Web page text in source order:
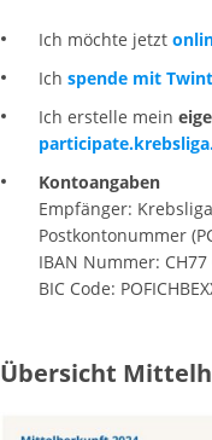
Ich möchte jetzt
Ich spende mit Twint
Ich erstelle mein
Kontoangaben
Empfänger:
Postkontonummer
IBAN Nummer:
BIC Code:
Übersicht